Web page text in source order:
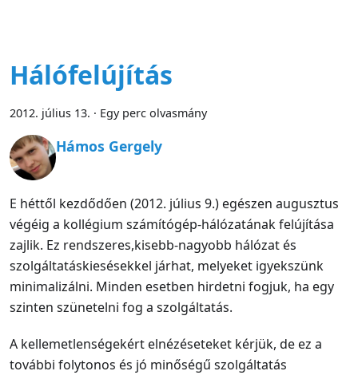
Hálófelújítás
2012. július 13. · Egy perc olvasmány
Hámos Gergely
E héttől kezdődően (2012. július 9.) egészen augusztus
végéig a kollégium számítógép-hálózatának felújítása
zajlik. Ez rendszeres,kisebb-nagyobb hálózat és
szolgáltatáskiesésekkel járhat, melyeket igyekszünk
minimalizálni. Minden esetben hirdetni fogjuk, ha egy
szinten szünetelni fog a szolgáltatás.
A kellemetlenségekért elnézéseteket kérjük, de ez a
további folytonos és jó minőségű szolgáltatás